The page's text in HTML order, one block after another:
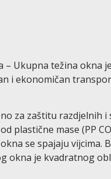
Ukupna težina okna
i ekonomičan
za zaštitu razdjelnih
plastične mase (PP
se spajaju
okna je kvadratnog